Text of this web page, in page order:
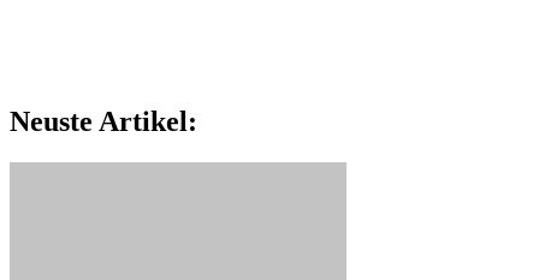
Neuste Artikel: